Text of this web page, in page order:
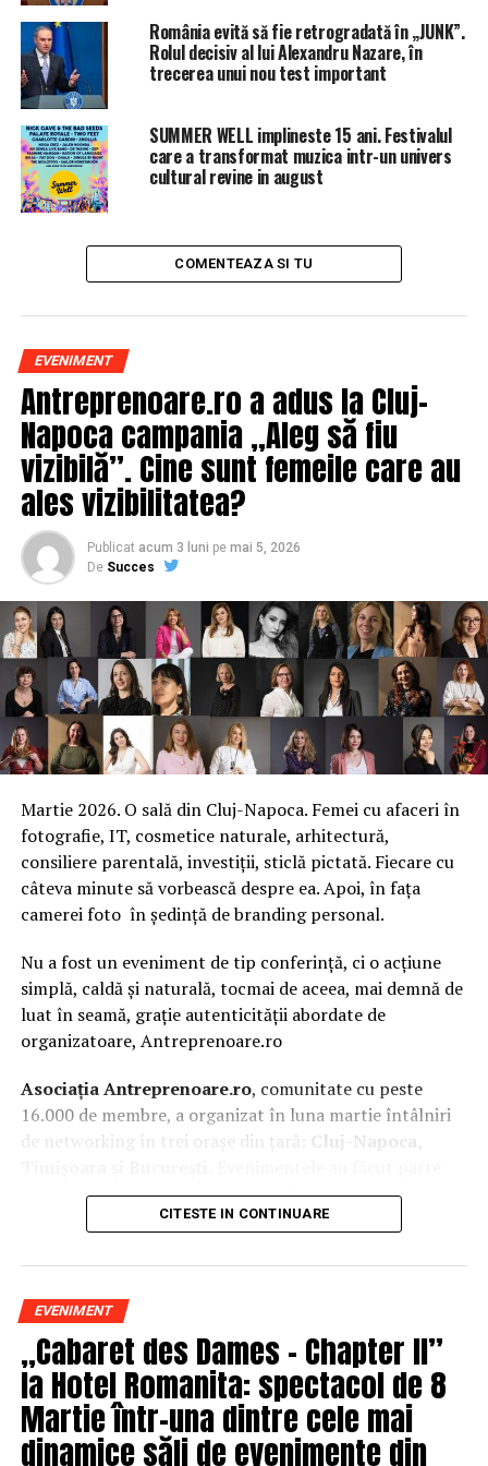
opteze pentru un alt candidat pentru Primăria
Bucureştiului.
ARTICOLE PE ACEIASI TEMA:
URMATORUL
EXCLUSIV! Dragnea pregătește o mutare BOMBĂ! Ce
funcție importantă ar urma să primească Niculae
Bădălău și ce nume important va înlocui
„Și acum partea cea mai dureroasă”
România evită să fie retrogradată în „JUNK”.
Rolul decisiv al lui Alexandru Nazare, în
trecerea unui nou test important
SUMMER WELL implineste 15 ani. Festivalul
care a transformat muzica intr-un univers
cultural revine in august
COMENTEAZA SI TU
EVENIMENT
Antreprenoare.ro a adus la Cluj-
Napoca campania „Aleg să fiu
vizibilă”. Cine sunt femeile care au
ales vizibilitatea?
Publicat acum 3 luni pe mai 5, 2026
De Succes
Martie 2026. O sală din Cluj-Napoca. Femei cu afaceri în
fotografie, IT, cosmetice naturale, arhitectură,
consiliere parentală, investiții, sticlă pictată. Fiecare cu
câteva minute să vorbească despre ea. Apoi, în fața
camerei foto în ședință de branding personal.
Nu a fost un eveniment de tip conferință, ci o acțiune
simplă, caldă și naturală, tocmai de aceea, mai demnă de
luat în seamă, grație autenticității abordate de
organizatoare, Antreprenoare.ro
Asociația Antreprenoare.ro, comunitate cu peste
16.000 de membre, a organizat în luna martie întâlniri
de networking în trei orașe din țară:
Cluj-Napoca,
campania națională„Aleg să fiu vizibilă„, o
inițiativă care combină sesiuni de fotografie de brand
prezentă, cu numele tău și cu afacerea ta, în spațiul
public.
La Cluj-Napoca, sesiunile foto au fost susținute de doi
fotografi profesioniști:Valentina Mihalache
(lightsun.ro) șiDeni Sîrb(DA Studio). Valentina a venit
cu 18 ani de carieră în vânzări în spate și o tranziție
asumată spre fotografia comercială și de brand
CITESTE IN CONTINUARE
EVENIMENT
„Cabaret des Dames – Chapter II”
la Hotel Romanita: spectacol de 8
Martie într-una dintre cele mai
dinamice săli de evenimente din